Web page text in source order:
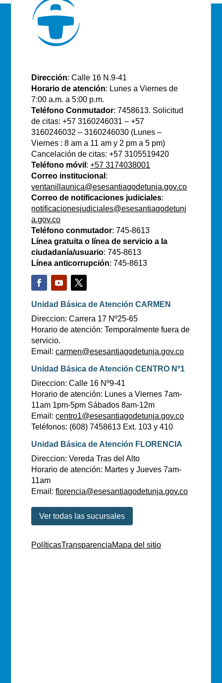
Dirección: Calle 16 N.9-41
Horario de atención: Lunes a Viernes de
7:00 a.m. a 5:00 p.m.
Teléfono Conmutador: 7458613. Solicitud
de citas: +57 3160246031 – +57
3160246032 – 3160246030 (Lunes –
Viernes : 8 am a 11 am y 2 pm a 5 pm)
Cancelación de citas: +57 3105519420
Teléfono móvil :+57 3174038001
Correo institucional :
ventanillaunica@esesantiagodetunja.gov.co
Correo de notificaciones judiciales:
notificacionesjudiciales@esesantiagodetunj
a.gov.co
Teléfono conmutador: 745-8613
Línea gratuita o línea de servicio a la
ciudadanía/usuario: 745-8613
Línea anticorrupción: 745-8613
Unidad Básica de Atención CARMEN
Direccion: Carrera 17 Nº25-65
Horario de atención: Temporalmente fuera de
servicio.
Email:carmen@esesantiagodetunja.gov.co
Unidad Básica de Atención CENTRO Nº1
Direccion: Calle 16 Nº9-41
Horario de atención: Lunes a Viernes 7am-
11am 1pm-5pm Sábados 8am-12m
Email:centro1@esesantiagodetunja.gov.co
Teléfonos: (608) 7458613 Ext. 103 y 410
Unidad Básica de Atención FLORENCIA
Direccion: Vereda Tras del Alto
Horario de atención: Martes y Jueves 7am-
11am
Email:florencia@esesantiagodetunja.gov.co
Ver todas las sucursales
PolíticasTransparenciaMapa del sitio